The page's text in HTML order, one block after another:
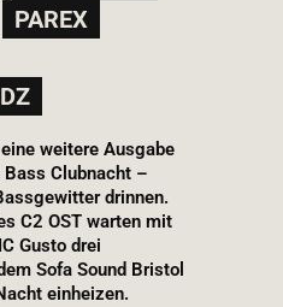
PAREX
weitere Ausgabe
Clubnacht –
drinnen.
C2 OST warten mit
Gusto drei
Sofa Sound Bristol
einheizen.